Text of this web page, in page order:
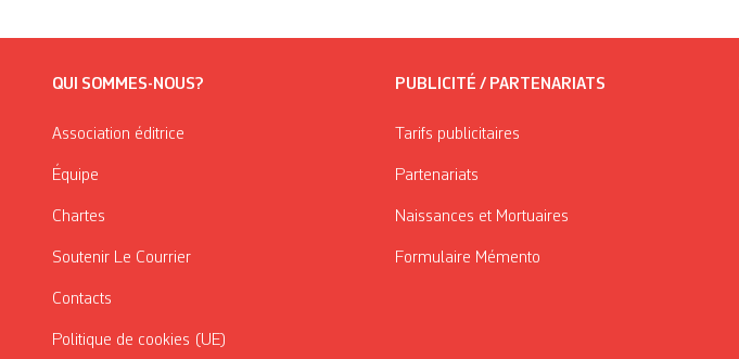
QUI SOMMES-NOUS?
Association éditrice
Équipe
Chartes
Soutenir Le Courrier
Contacts
Politique de cookies (UE)
PUBLICITÉ / PARTENARIATS
Tarifs publicitaires
Partenariats
Naissances et Mortuaires
Formulaire Mémento